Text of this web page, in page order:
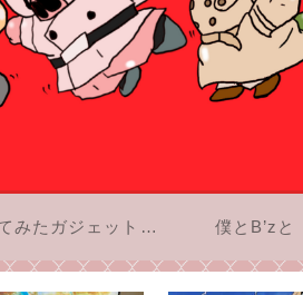
買ってみたガジェットのお話 僕とB’zと